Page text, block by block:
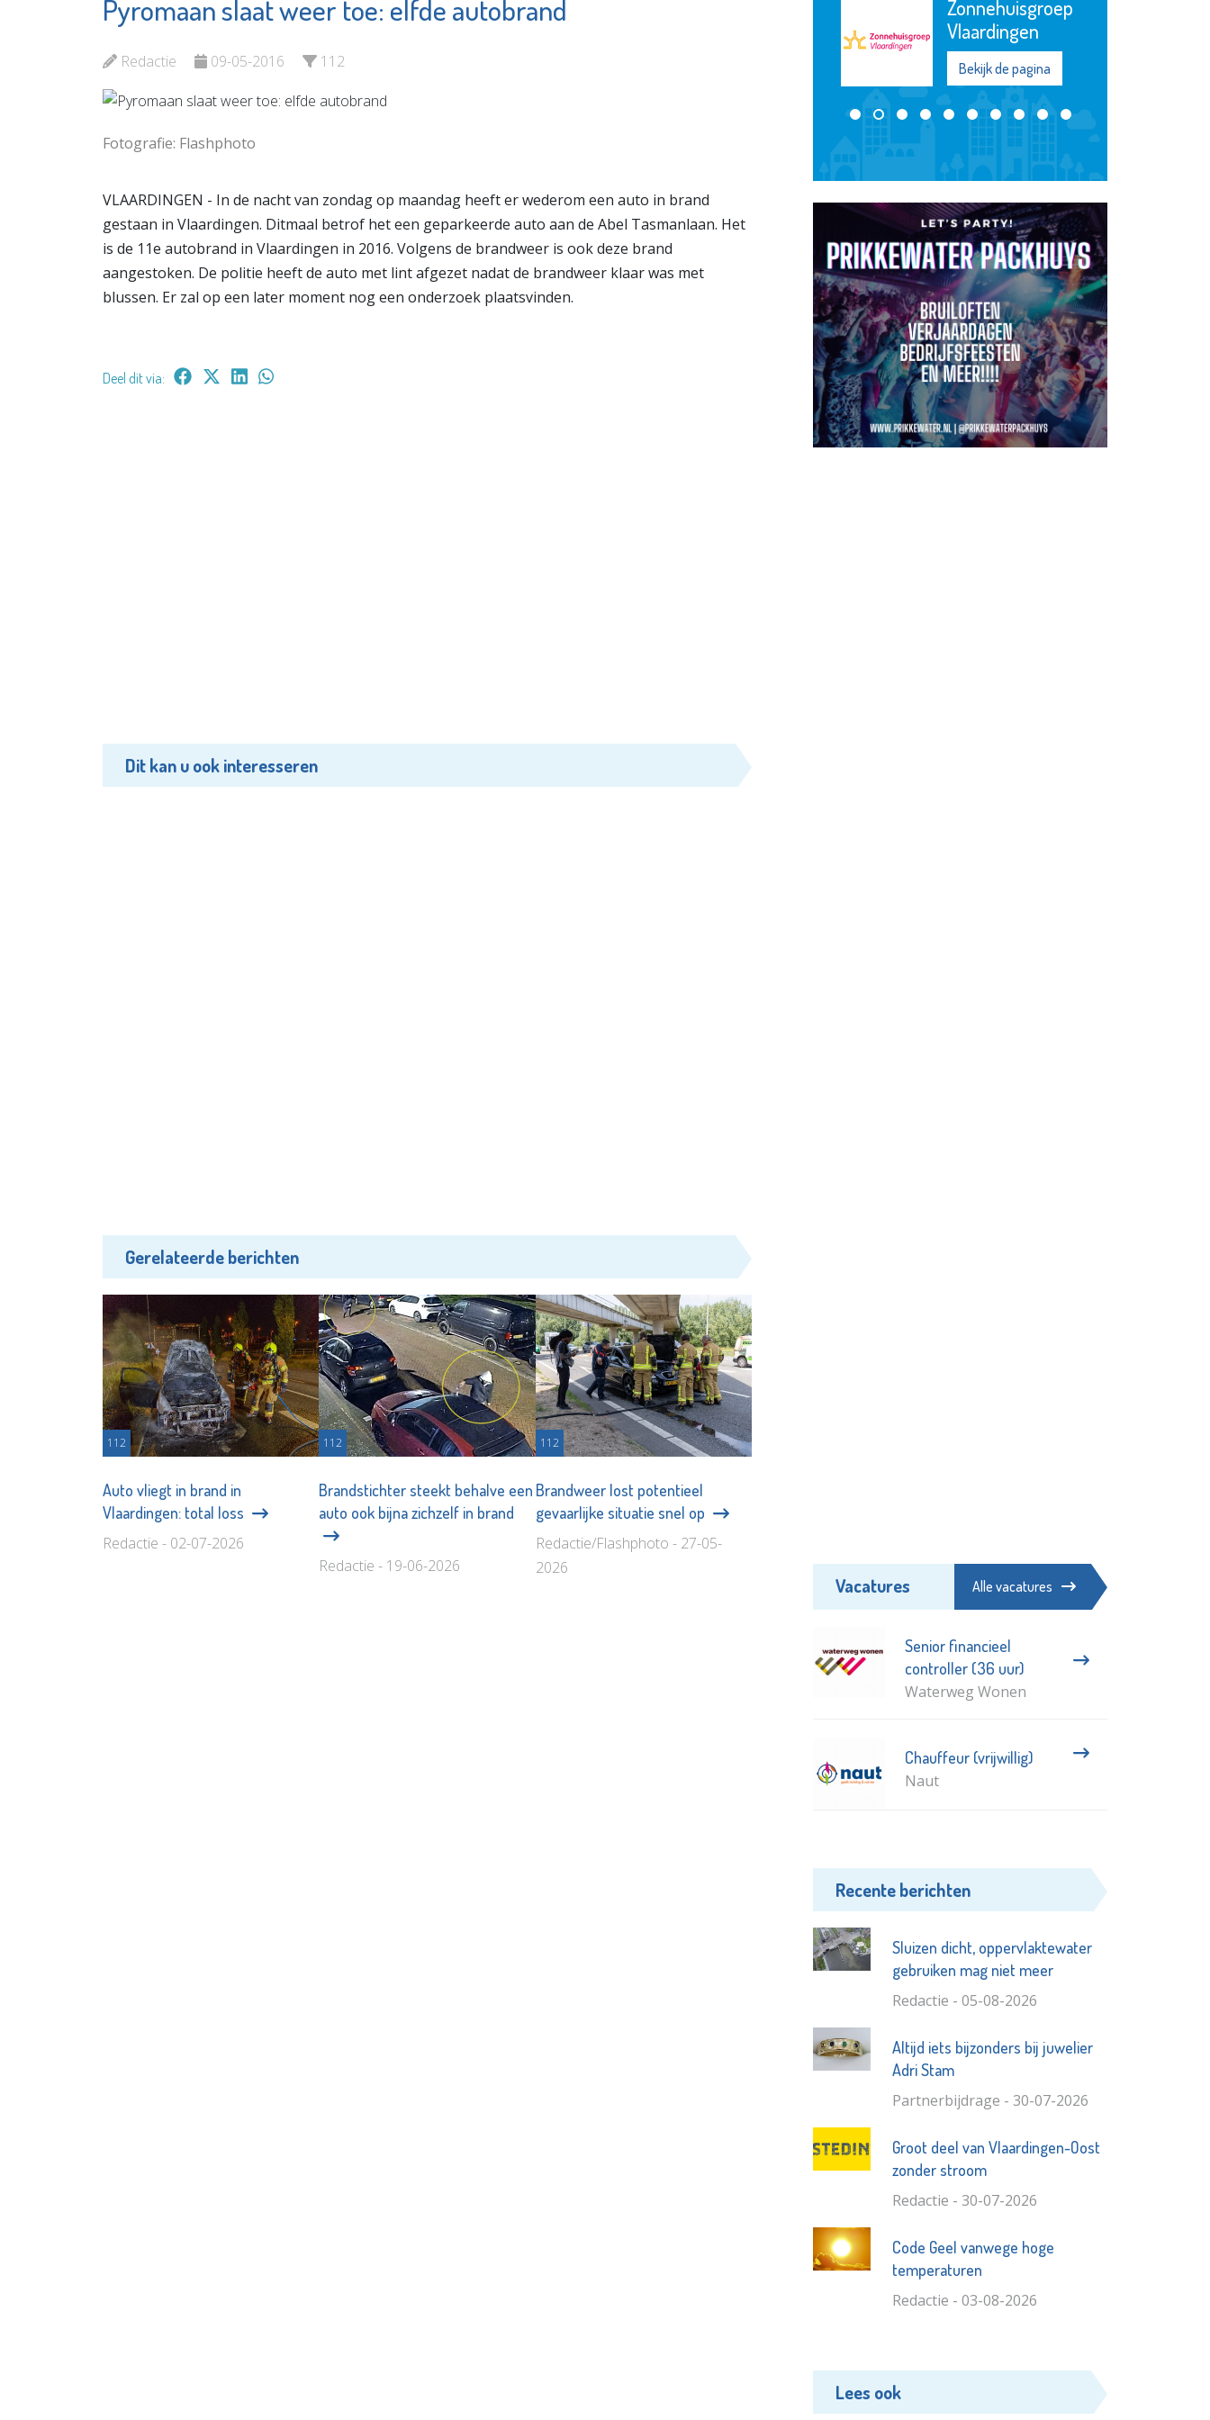
Pyromaan slaat weer toe: elfde autobrand
Redactie 09-05-2016 112
Fotografie: Flashphoto
VLAARDINGEN - In de nacht van zondag op maandag heeft er wederom een auto in brand
gestaan in Vlaardingen. Ditmaal betrof het een geparkeerde auto aan de Abel Tasmanlaan. Het
is de 11e autobrand in Vlaardingen in 2016. Volgens de brandweer is ook deze brand
aangestoken. De politie heeft de auto met lint afgezet nadat de brandweer klaar was met
blussen. Er zal op een later moment nog een onderzoek plaatsvinden.
Deel dit via:
Dit kan u ook interesseren
Gerelateerde berichten
112
Auto vliegt in brand in
Vlaardingen: total loss
Redactie - 02-07-2026
112
Brandstichter steekt behalve een
auto ook bijna zichzelf in brand
Redactie - 19-06-2026
112
Brandweer lost potentieel
gevaarlijke situatie snel op
Redactie/Flashphoto - 27-05-
2026
Chocolaterie &
Bonbonnerie
Bekijk de pagina
Vlaardingen
Jozefmavo
Bekijk de pagina
Vacatures Alle vacatures
Senior financieel
controller (36 uur)
Waterweg Wonen
Chauffeur (vrijwillig)
Naut
Recente berichten
Sluizen dicht, oppervlaktewater
gebruiken mag niet meer
Redactie - 05-08-2026
Altijd iets bijzonders bij juwelier
Adri Stam
Partnerbijdrage - 30-07-2026
Groot deel van Vlaardingen-Oost
zonder stroom
Redactie - 30-07-2026
Code Geel vanwege hoge
temperaturen
Redactie - 03-08-2026
Lees ook